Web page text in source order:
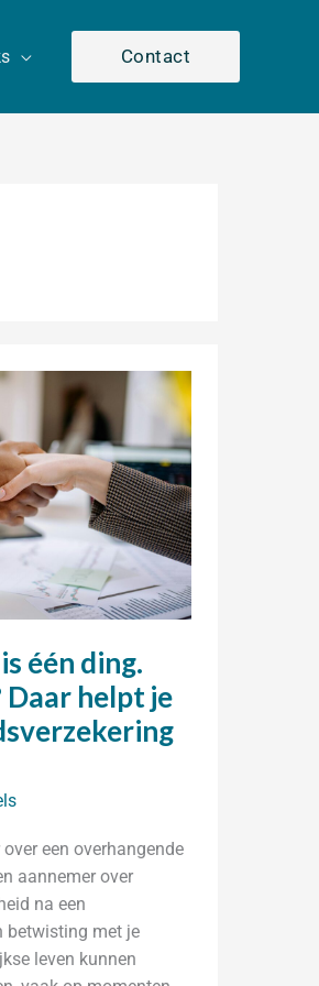
Contact
één ding.
helpt je
een overhangende
aannemer over
na een
betwisting met je
leven kunnen